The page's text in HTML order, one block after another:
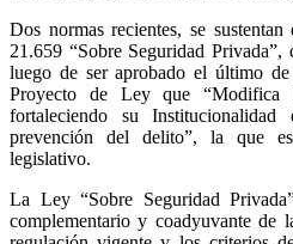
Dos normas recientes, se
21.659 “Sobre Seguridad Privada”,
luego de ser aprobado el último
Proyecto de Ley que “Modifica
fortaleciendo su
prevención del delito”, la que
legislativo.
La Ley “Sobre Seguridad
complementario y coadyuvante de